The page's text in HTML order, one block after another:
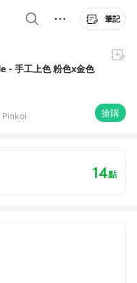
筆記
- 手工上色 粉色x金色
Pinkoi 搶購
14點